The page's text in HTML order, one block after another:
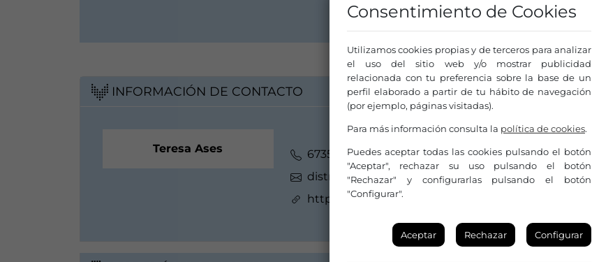
INFORMACIÓN DE CONTACTO
Teresa Ases
673557304
distribucion@somosvertice.es
https://www.somosvertice.es/
Consentimiento de Cookies
Utilizamos cookies propias y de terceros para analizar
el uso del sitio web y/o mostrar publicidad
relacionada con tu preferencia sobre la base de un
perfil elaborado a partir de tu hábito de navegación
(por ejemplo, páginas visitadas).
Para más información consulta la política de cookies.
Puedes aceptar todas las cookies pulsando el botón
"Aceptar", rechazar su uso pulsando el botón
"Rechazar" y configurarlas pulsando el botón
"Configurar".
Aceptar Rechazar Configurar